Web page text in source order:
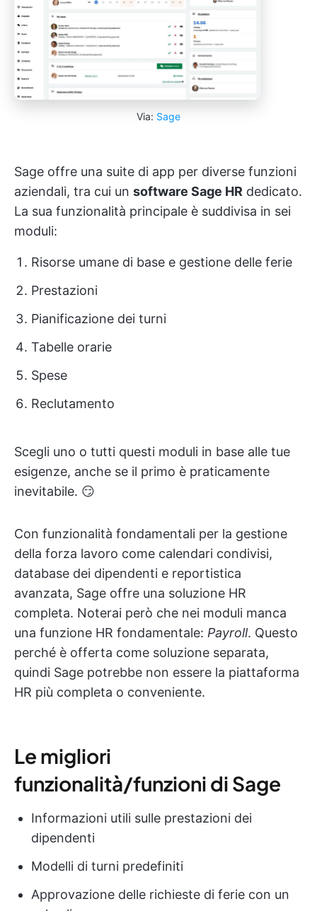
Via: Sage
Sage offre una suite di app per diverse funzioni
aziendali, tra cui un software Sage HR dedicato.
La sua funzionalità principale è suddivisa in sei
moduli:
Risorse umane di base e gestione delle ferie
Prestazioni
Pianificazione dei turni
Tabelle orarie
Spese
Reclutamento
Scegli uno o tutti questi moduli in base alle tue
esigenze, anche se il primo è praticamente
inevitabile. 😏
Con funzionalità fondamentali per la gestione
della forza lavoro come calendari condivisi,
database dei dipendenti e reportistica
avanzata, Sage offre una soluzione HR
completa. Noterai però che nei moduli manca
una funzione HR fondamentale: Payroll. Questo
perché è offerta come soluzione separata,
quindi Sage potrebbe non essere la piattaforma
HR più completa o conveniente.
Le migliori
funzionalità/funzioni di Sage
Informazioni utili sulle prestazioni dei
dipendenti
Modelli di turni predefiniti
Approvazione delle richieste di ferie con un